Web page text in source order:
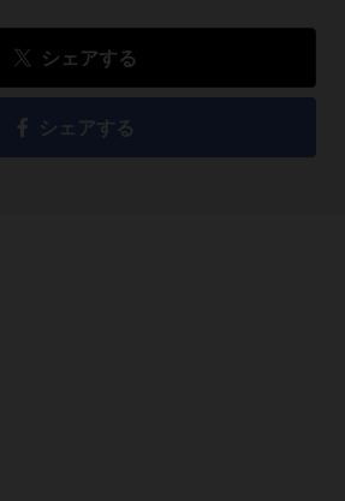
シェアする
シェアする